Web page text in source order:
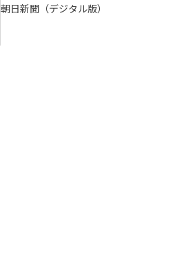
朝日新聞（デジタル版）